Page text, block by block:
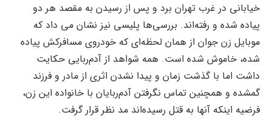
خیابانی در غرب تهران برد و پس از رسیدن به مقصد هر دو
پیاده شده و رفته‌اند. بررسی‌ها پلیسی نیز نشان می داد که
موبایل زن جوان از همان لحظه‌ای که خودروی مسافرکش پیاده
شده، خاموش شده است. همه شواهد از آدم‌ربایی حکایت
داشت اما با گذشت زمان و پیدا نشدن اثری از مادر و فرزند
گمشده و همچنین تماس نگرفتن آدم‌ربایان با خانواده این زن،
فرضیه اینکه آنها به قتل رسیده‌اند مد نظر قرار گرفت.